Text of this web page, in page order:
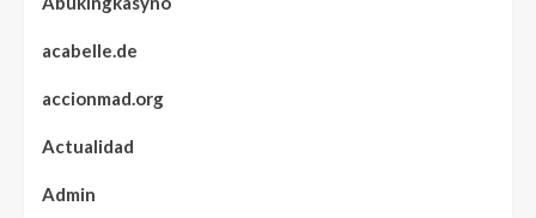
acabelle.de
accionmad.org
Actualidad
Admin